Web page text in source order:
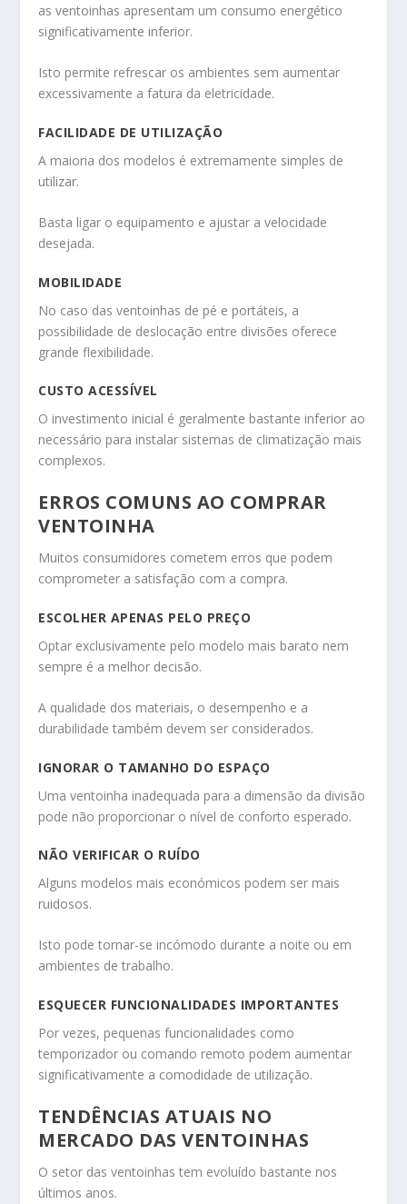
as ventoinhas apresentam um consumo energético
significativamente inferior.
Isto permite refrescar os ambientes sem aumentar
excessivamente a fatura da eletricidade.
FACILIDADE DE UTILIZAÇÃO
A maioria dos modelos é extremamente simples de
utilizar.
Basta ligar o equipamento e ajustar a velocidade
desejada.
MOBILIDADE
No caso das ventoinhas de pé e portáteis, a
possibilidade de deslocação entre divisões oferece
grande flexibilidade.
CUSTO ACESSÍVEL
O investimento inicial é geralmente bastante inferior ao
necessário para instalar sistemas de climatização mais
complexos.
ERROS COMUNS AO COMPRAR
VENTOINHA
Muitos consumidores cometem erros que podem
comprometer a satisfação com a compra.
ESCOLHER APENAS PELO PREÇO
Optar exclusivamente pelo modelo mais barato nem
sempre é a melhor decisão.
A qualidade dos materiais, o desempenho e a
durabilidade também devem ser considerados.
IGNORAR O TAMANHO DO ESPAÇO
Uma ventoinha inadequada para a dimensão da divisão
pode não proporcionar o nível de conforto esperado.
NÃO VERIFICAR O RUÍDO
Alguns modelos mais económicos podem ser mais
ruidosos.
Isto pode tornar-se incómodo durante a noite ou em
ambientes de trabalho.
ESQUECER FUNCIONALIDADES IMPORTANTES
Por vezes, pequenas funcionalidades como
temporizador ou comando remoto podem aumentar
significativamente a comodidade de utilização.
TENDÊNCIAS ATUAIS NO
MERCADO DAS VENTOINHAS
O setor das ventoinhas tem evoluído bastante nos
últimos anos.